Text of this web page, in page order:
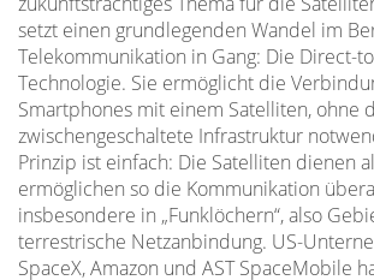
setzt einen grundlegenden Wandel im
Telekommunikation in Gang: Die Direct-
Technologie. Sie ermöglicht die
Smartphones mit einem Satelliten, ohne
zwischengeschaltete Infrastruktur
Prinzip ist einfach: Die Satelliten dienen
ermöglichen so die Kommunikation
insbesondere in „Funklöchern“, also
terrestrische Netzanbindung. US-
SpaceX, Amazon und AST SpaceMobile